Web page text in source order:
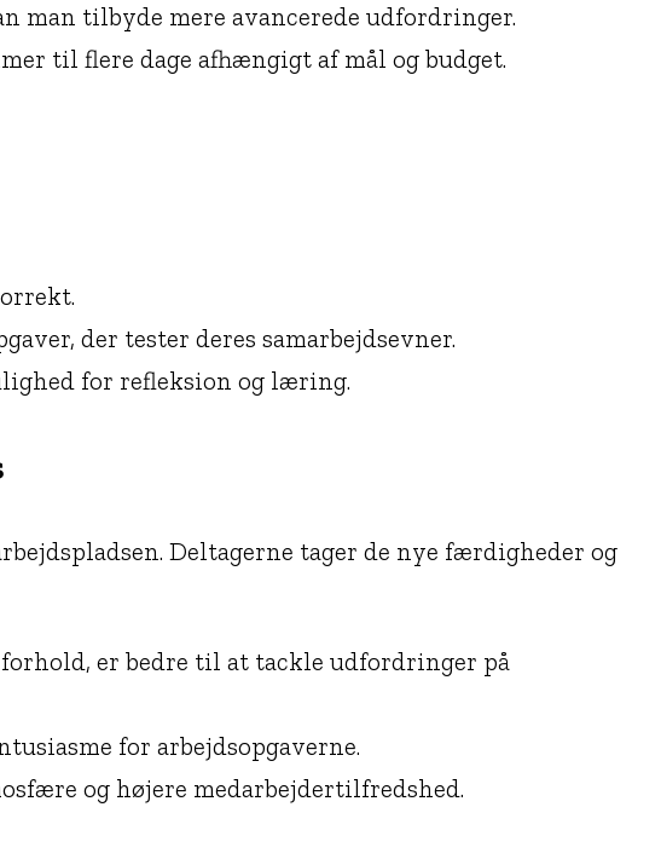
man tilbyde mere avancerede udfordringer.
til flere dage afhængigt af mål og budget.
der tester deres samarbejdsevner.
for refleksion og læring.
Deltagerne tager de nye færdigheder og
er bedre til at tackle udfordringer på
for arbejdsopgaverne.
og højere medarbejdertilfredshed.